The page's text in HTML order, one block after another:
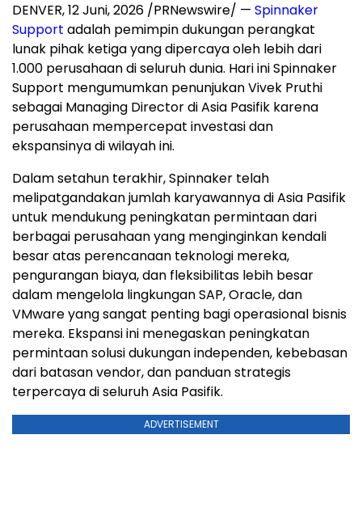
DENVER,12 Juni, 2026 /PRNewswire/ — Spinnaker
Support adalah pemimpin dukungan perangkat
lunak pihak ketiga yang dipercaya oleh lebih dari
1.000 perusahaan di seluruh dunia. Hari ini Spinnaker
Support mengumumkan penunjukan Vivek Pruthi
sebagai Managing Director di Asia Pasifik karena
perusahaan mempercepat investasi dan
ekspansinya di wilayah ini.
Dalam setahun terakhir, Spinnaker telah
melipatgandakan jumlah karyawannya di Asia Pasifik
untuk mendukung peningkatan permintaan dari
berbagai perusahaan yang menginginkan kendali
besar atas perencanaan teknologi mereka,
pengurangan biaya, dan fleksibilitas lebih besar
dalam mengelola lingkungan SAP, Oracle, dan
VMware yang sangat penting bagi operasional bisnis
mereka. Ekspansi ini menegaskan peningkatan
permintaan solusi dukungan independen, kebebasan
dari batasan vendor, dan panduan strategis
terpercaya di seluruh Asia Pasifik.
ADVERTISEMENT